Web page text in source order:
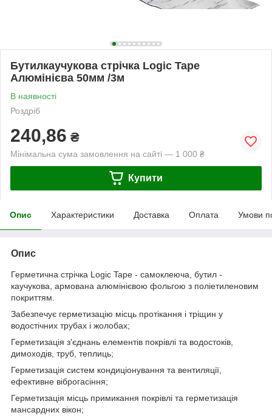
Бутилкаучукова стрічка Logic Tape
Алюмінієва 50мм /3м
В наявності
Роздріб
240,86 ₴
Мінімальна сума замовлення на сайті — 1 000 ₴
Купити
Опис Характеристики Доставка Оплата Умови
Опис
Герметична стрічка Logic Tape - самоклеюча, бутил -
каучукова, армована алюмінієвою фольгою з поліетиленовим
покриттям.
Забезпечує герметизацію місць протікання і тріщин у
водостічних трубах і жолобах;
Герметизація з'єднань елементів покрівлі та водостоків,
димоходів, труб, теплиць;
Герметизація систем кондиціонування та вентиляції,
ефективне віброгасіння;
Герметизація місць примикання покрівлі та герметизація
мансардних вікон;